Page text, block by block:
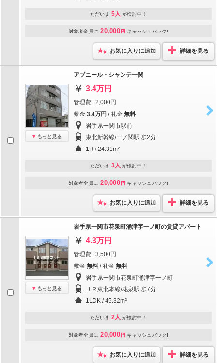
ただいま 5人 が検討中！
対象者全員に 20,000 円 キャッシュバック!
お気に入りに追加 詳細を見る
もっと見る
アブニール・シャンテ一関
3.4万円
管理費 : 2,000円
敷金 3.4万円 / 礼金 無料
岩手県一関市駅前
東北新幹線/一ノ関駅 歩2分
1R / 24.31m²
ただいま 3人 が検討中！
対象者全員に 20,000 円 キャッシュバック!
お気に入りに追加 詳細を見る
もっと見る
岩手県一関市花泉町涌津字一ノ町の賃貸アパート
4.3万円
管理費 : 3,500円
敷金 無料 / 礼金 無料
岩手県一関市花泉町涌津字一ノ町
ＪＲ東北本線/花泉駅 歩7分
1LDK / 45.32m²
ただいま 2人 が検討中！
対象者全員に 20,000 円 キャッシュバック!
お気に入りに追加 詳細を見る